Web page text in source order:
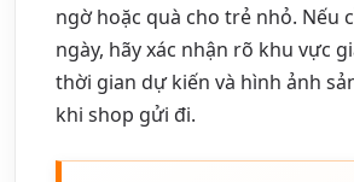
ngờ hoặc quà cho trẻ nhỏ. Nếu
ngày, hãy xác nhận rõ khu vực
thời gian dự kiến và hình ảnh
khi shop gửi đi.